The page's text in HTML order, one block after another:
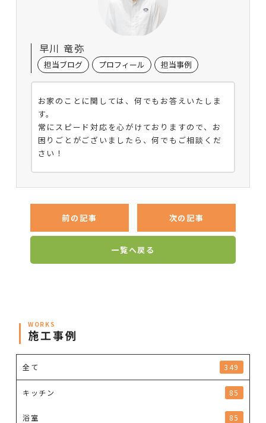
早川 竜弥
担当ブログ プロフィール 担当事例
お家のことに関しては、何でもお答えいたしま
す。
常にスピード対応を心がけておりますので、お
困りごとがございましたら、何でもご相談くだ
さい！
前の記事 次の記事
一覧へ戻る
WORKS
施工事例
全て 349
キッチン 85
浴室 85